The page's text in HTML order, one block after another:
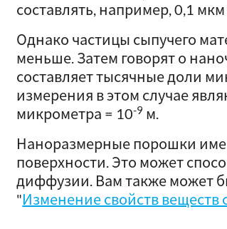
составлять, например, 0,1
Однако частицы сыпучего
меньше. Затем говорят о
составляет тысячные доли
измерения в этом случае
микрометра = 10-9 м.
Наноразмерные порошки
поверхности. Это может
диффузии. Вам также может
"Изменение свойств